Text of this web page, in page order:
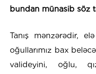
bundan münasib söz
Tanış mənzərədir,
oğullarımız bax
valideyini, oğlu,